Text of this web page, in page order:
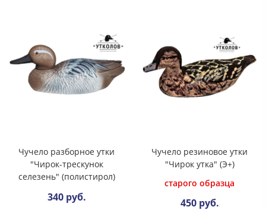
Чучело разборное утки
"Чирок-трескунок
селезень" (полистирол)
340 руб.
Чучело резиновое утки
"Чирок утка" (Э+)
старого образца
450 руб.